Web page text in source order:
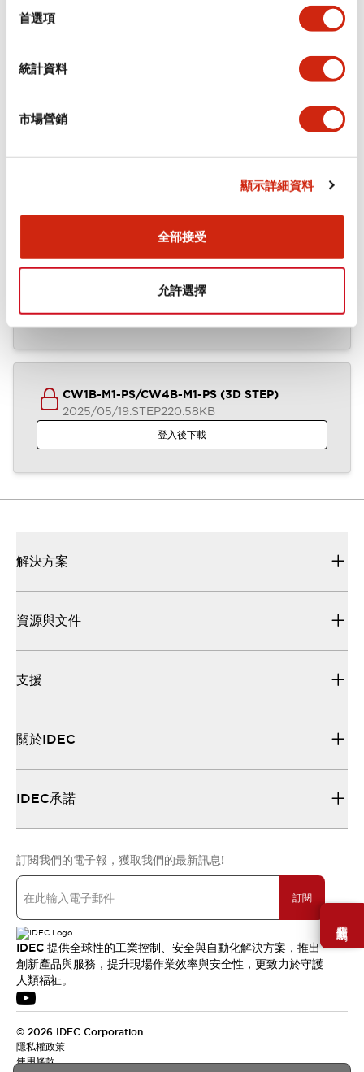
首選項
統計資料
市場營銷
顯示詳細資料
全部接受
允許選擇
需要幫助嗎？
文件和檔案
CAD檔
CW1B-M1-PS/CW4B-M1-PS (3D x_t)
98.70KB
登入後下載
CW1B-M1-PS/CW4B-M1-PS (3D STEP)
2025/05/19.STEP220.58KB
登入後下載
解決方案
資源與文件
支援
關於IDEC
IDEC承諾
訂閱我們的電子報，獲取我們的最新訊息!
訂閱
IDEC 提供全球性的工業控制、安全與自動化解決方案，推出
創新產品與服務，提升現場作業效率與安全性，更致力於守護
人類福祉。
© 2026 IDEC Corporation
隱私權政策
使用條款